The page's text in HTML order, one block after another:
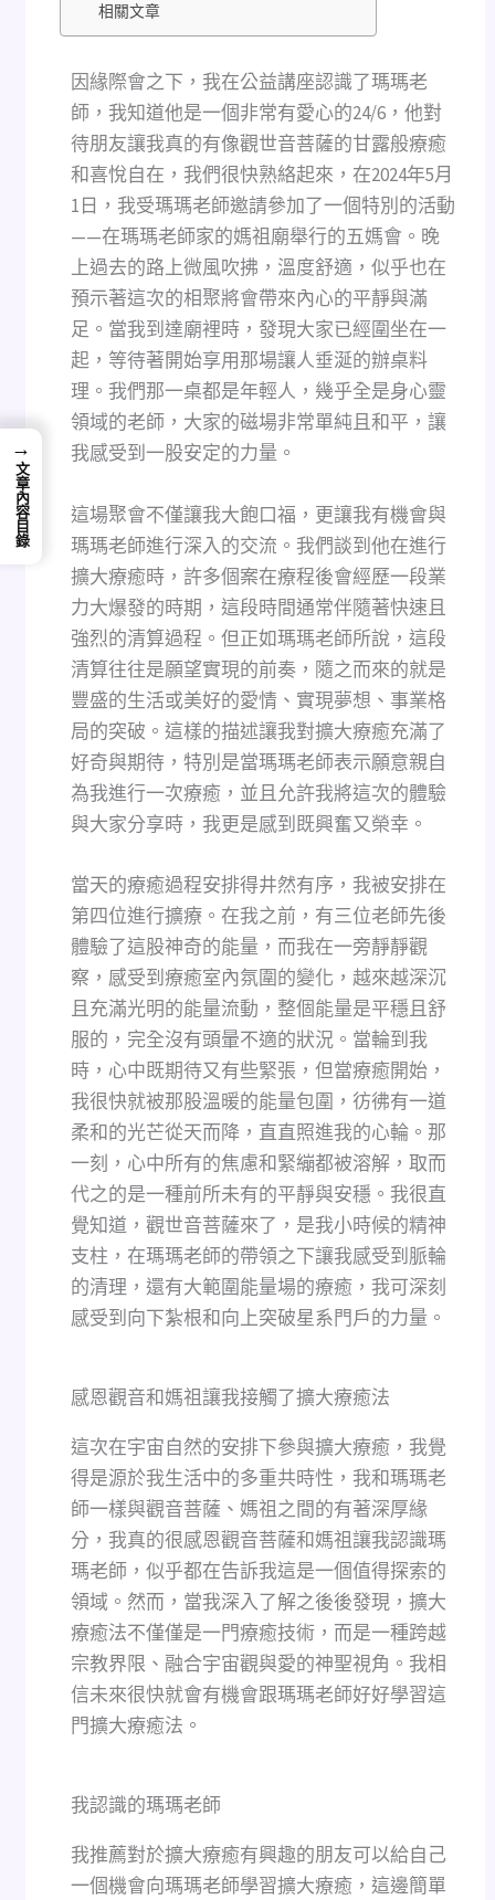
相關文章
因緣際會之下，我在公益講座認識了瑪瑪老
師，我知道他是一個非常有愛心的24/6，他對
待朋友讓我真的有像觀世音菩薩的甘露般療癒
和喜悅自在，我們很快熟絡起來，在2024年5月
1日，我受瑪瑪老師邀請參加了一個特別的活動
——在瑪瑪老師家的媽祖廟舉行的五媽會。晚
上過去的路上微風吹拂，溫度舒適，似乎也在
預示著這次的相聚將會帶來內心的平靜與滿
足。當我到達廟裡時，發現大家已經圍坐在一
起，等待著開始享用那場讓人垂涎的辦桌料
理。我們那一桌都是年輕人，幾乎全是身心靈
領域的老師，大家的磁場非常單純且和平，讓
我感受到一股安定的力量。
這場聚會不僅讓我大飽口福，更讓我有機會與
瑪瑪老師進行深入的交流。我們談到他在進行
擴大療癒時，許多個案在療程後會經歷一段業
力大爆發的時期，這段時間通常伴隨著快速且
強烈的清算過程。但正如瑪瑪老師所說，這段
清算往往是願望實現的前奏，隨之而來的就是
豐盛的生活或美好的愛情、實現夢想、事業格
局的突破。這樣的描述讓我對擴大療癒充滿了
好奇與期待，特別是當瑪瑪老師表示願意親自
為我進行一次療癒，並且允許我將這次的體驗
與大家分享時，我更是感到既興奮又榮幸。
當天的療癒過程安排得井然有序，我被安排在
第四位進行擴療。在我之前，有三位老師先後
體驗了這股神奇的能量，而我在一旁靜靜觀
察，感受到療癒室內氛圍的變化，越來越深沉
且充滿光明的能量流動，整個能量是平穩且舒
服的，完全沒有頭暈不適的狀況。當輪到我
時，心中既期待又有些緊張，但當療癒開始，
我很快就被那股溫暖的能量包圍，彷彿有一道
柔和的光芒從天而降，直直照進我的心輪。那
一刻，心中所有的焦慮和緊繃都被溶解，取而
代之的是一種前所未有的平靜與安穩。我很直
覺知道，觀世音菩薩來了，是我小時候的精神
支柱，在瑪瑪老師的帶領之下讓我感受到脈輪
的清理，還有大範圍能量場的療癒，我可深刻
感受到向下紮根和向上突破星系門戶的力量。
感恩觀音和媽祖讓我接觸了擴大療癒法
這次在宇宙自然的安排下參與擴大療癒，我覺
得是源於我生活中的多重共時性，我和瑪瑪老
師一樣與觀音菩薩、媽祖之間的有著深厚緣
分，我真的很感恩觀音菩薩和媽祖讓我認識瑪
瑪老師，似乎都在告訴我這是一個值得探索的
領域。然而，當我深入了解之後後發現，擴大
療癒法不僅僅是一門療癒技術，而是一種跨越
宗教界限、融合宇宙觀與愛的神聖視角。我相
信未來很快就會有機會跟瑪瑪老師好好學習這
門擴大療癒法。
我認識的瑪瑪老師
我推薦對於擴大療癒有興趣的朋友可以給自己
一個機會向瑪瑪老師學習擴大療癒，這邊簡單
→
文章內容目錄